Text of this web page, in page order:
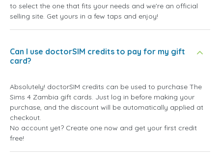
to select the one that fits your needs and we're an official
selling site. Get yours in a few taps and enjoy!
Can I use doctorSIM credits to pay for my gift
card?
Absolutely! doctorSIM credits can be used to purchase The
Sims 4 Zambia gift cards. Just log in before making your
purchase, and the discount will be automatically applied at
checkout.
No account yet? Create one now and get your first credit
free!